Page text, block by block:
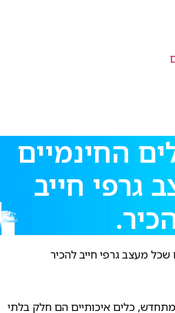
החינמיים
גרפי חייב
מעצב גרפי חייב להכיר
כלים איכותיים הם חלק בלתי